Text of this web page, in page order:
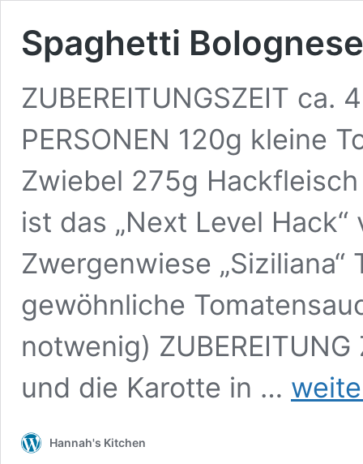
Spaghetti Bolognese
ZUBEREITUNGSZEIT ca.
PERSONEN 120g kleine
Zwiebel 275g
ist das „Next Level Hack“
Zwergenwiese
gewöhnliche
notwenig)
und die Karotte in …
Spaghetti
Bolognese
Hannah's Kitchen